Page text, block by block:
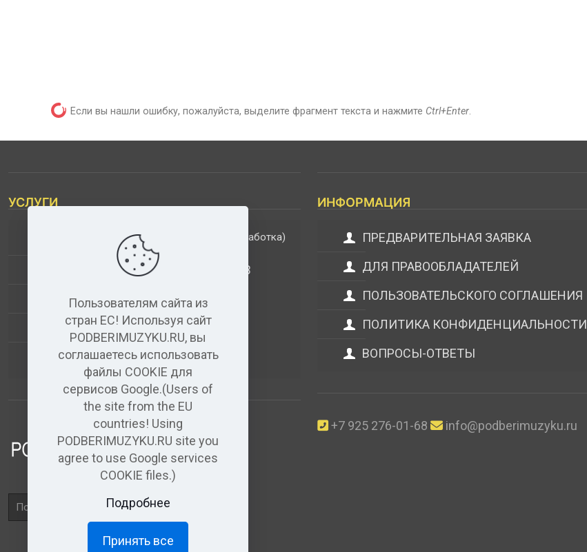
Если вы нашли ошибку, пожалуйста, выделите фрагмент текста и нажмите Ctrl+Enter.
УСЛУГИ
ДОПОЛНИТЕЛЬНЫЕ УСЛУГИ (обработка)
АНАЛИЗ МУЗЫКАЛЬНЫХ ТРЕКОВ
ВИДЕО+АУДИО
УСЛУГИ ЗВУКОЗАПИСИ
АУДИО РЕДАКТОР(бесплатный)
Поле
поиска
ИНФОРМАЦИЯ
ПРЕДВАРИТЕЛЬНАЯ ЗАЯВКА
ДЛЯ ПРАВООБЛАДАТЕЛЕЙ
ПОЛЬЗОВАТЕЛЬСКОГО СОГЛАШЕНИЯ
ПОЛИТИКА КОНФИДЕНЦИАЛЬНОСТИ
ВОПРОСЫ-ОТВЕТЫ
+7 925 276-01-68 info@podberimuzyku.ru
Пользователям сайта из
стран ЕС! Используя сайт
PODBERIMUZYKU.RU, вы
соглашаетесь использовать
файлы COOKIE для
сервисов Google.(Users of
the site from the EU
countries! Using
PODBERIMUZYKU.RU site you
agree to use Google services
COOKIE files.)
Подробнее
Принять все